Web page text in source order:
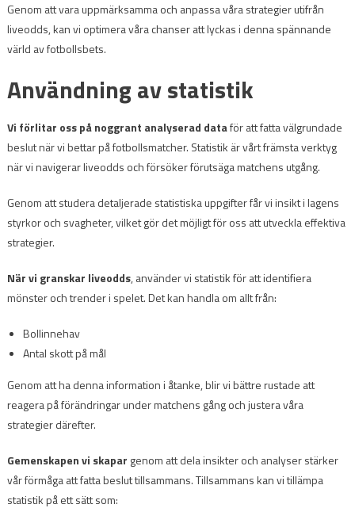
Genom att vara uppmärksamma och anpassa våra strategier utifrån
liveodds, kan vi optimera våra chanser att lyckas i denna spännande
värld av fotbollsbets.
Användning av statistik
Vi förlitar oss på noggrant analyserad dataför att fatta välgrundade
beslut när vi bettar på fotbollsmatcher. Statistik är vårt främsta verktyg
när vi navigerar liveodds och försöker förutsäga matchens utgång.
Genom att studera detaljerade statistiska uppgifter får vi insikt i lagens
styrkor och svagheter, vilket gör det möjligt för oss att utveckla effektiva
strategier.
När vi granskar liveodds, använder vi statistik för att identifiera
mönster och trender i spelet. Det kan handla om allt från:
Bollinnehav
Antal skott på mål
Genom att ha denna information i åtanke, blir vi bättre rustade att
reagera på förändringar under matchens gång och justera våra
strategier därefter.
Gemenskapen vi skapar genom att dela insikter och analyser stärker
vår förmåga att fatta beslut tillsammans. Tillsammans kan vi tillämpa
statistik på ett sätt som: